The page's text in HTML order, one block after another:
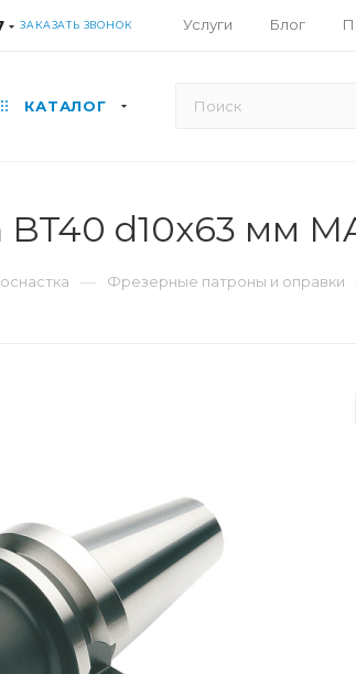
ЗАКАЗАТЬ ЗВОНОК Услуги Блог
КАТАЛОГ
d10x63 мм
— Фрезерные патроны и оправки